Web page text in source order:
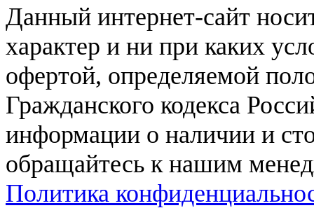
Данный интернет-сайт
характер и ни при каких
офертой, определяемой
Гражданского кодекса
информации о наличии и
обращайтесь к нашим
Политика